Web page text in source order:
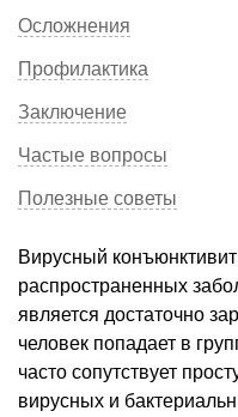
Осложнения
Профилактика
Заключение
Частые вопросы
Полезные советы
Вирусный
распространенных
является достаточно
человек попадает в
часто сопутствует
вирусных и